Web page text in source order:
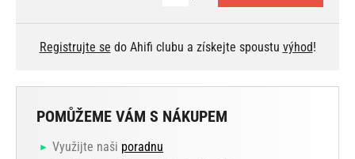
Registrujte se do Ahifi clubu a získejte spoustu výhod!
POMŮŽEME VÁM S NÁKUPEM
Využijte naši poradnu